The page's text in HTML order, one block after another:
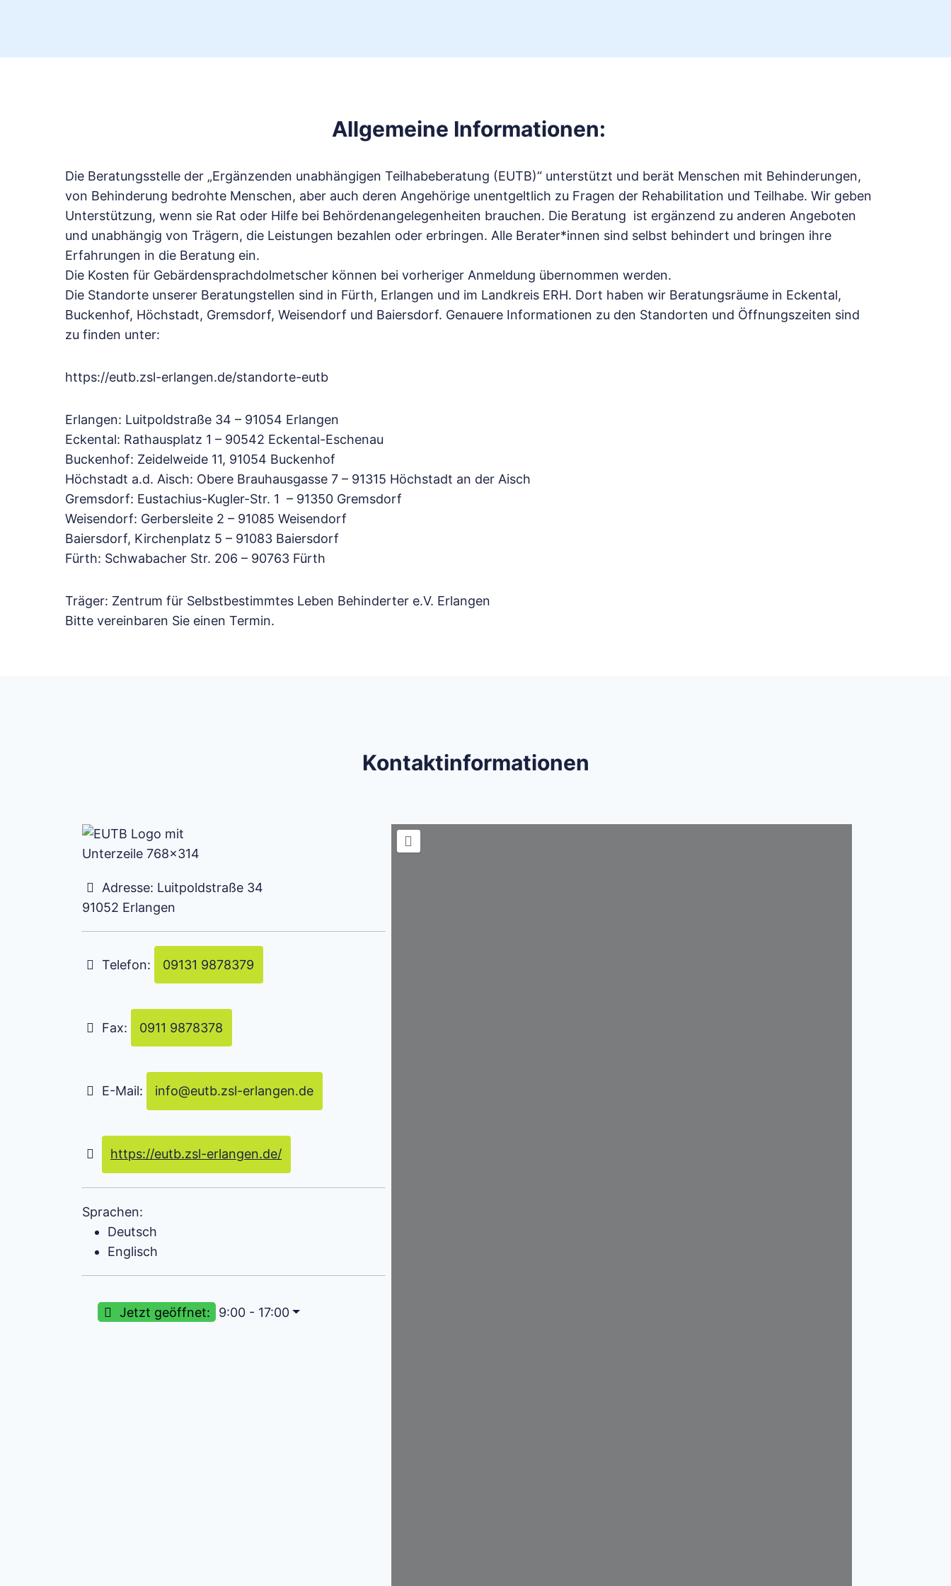
Allgemeine Informationen:
Die Beratungsstelle der „Ergänzenden unabhängigen Teilhabeberatung (EUTB)“ unterstützt und berät Menschen mit Behinderungen,
von Behinderung bedrohte Menschen, aber auch deren Angehörige unentgeltlich zu Fragen der Rehabilitation und Teilhabe. Wir geben
Unterstützung, wenn sie Rat oder Hilfe bei Behördenangelegenheiten brauchen. Die Beratung ist ergänzend zu anderen Angeboten
und unabhängig von Trägern, die Leistungen bezahlen oder erbringen. Alle Berater*innen sind selbst behindert und bringen ihre
Erfahrungen in die Beratung ein.
Die Kosten für Gebärdensprachdolmetscher können bei vorheriger Anmeldung übernommen werden.
Die Standorte unserer Beratungstellen sind in Fürth, Erlangen und im Landkreis ERH. Dort haben wir Beratungsräume in Eckental,
Buckenhof, Höchstadt, Gremsdorf, Weisendorf und Baiersdorf. Genauere Informationen zu den Standorten und Öffnungszeiten sind
zu finden unter:
https://eutb.zsl-erlangen.de/standorte-eutb
Erlangen: Luitpoldstraße 34 – 91054 Erlangen
Eckental: Rathausplatz 1 – 90542 Eckental-Eschenau
Buckenhof: Zeidelweide 11, 91054 Buckenhof
Höchstadt a.d. Aisch: Obere Brauhausgasse 7 – 91315 Höchstadt an der Aisch
Gremsdorf: Eustachius-Kugler-Str. 1 – 91350 Gremsdorf
Weisendorf: Gerbersleite 2 – 91085 Weisendorf
Baiersdorf, Kirchenplatz 5 – 91083 Baiersdorf
Fürth: Schwabacher Str. 206 – 90763 Fürth
Träger: Zentrum für Selbstbestimmtes Leben Behinderter e.V. Erlangen
Bitte vereinbaren Sie einen Termin.
Kontaktinformationen
Adresse: Luitpoldstraße 34
91052 Erlangen
Telefon: 09131 9878379
Fax: 0911 9878378
E-Mail: info@eutb.zsl-erlangen.de
https://eutb.zsl-erlangen.de/
Sprachen:
Deutsch
Englisch
Jetzt geöffnet: 9:00 - 17:00